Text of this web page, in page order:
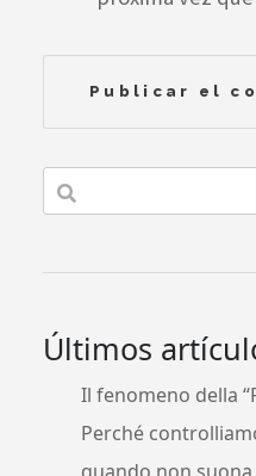
Últimos
Il fenomeno della
Perché